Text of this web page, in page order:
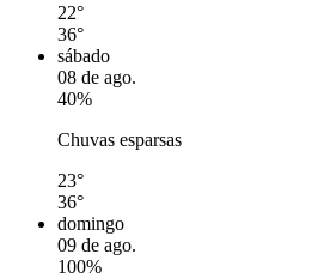
22°
36°
sábado
08 de ago.
40%
Chuvas esparsas
23°
36°
domingo
09 de ago.
100%